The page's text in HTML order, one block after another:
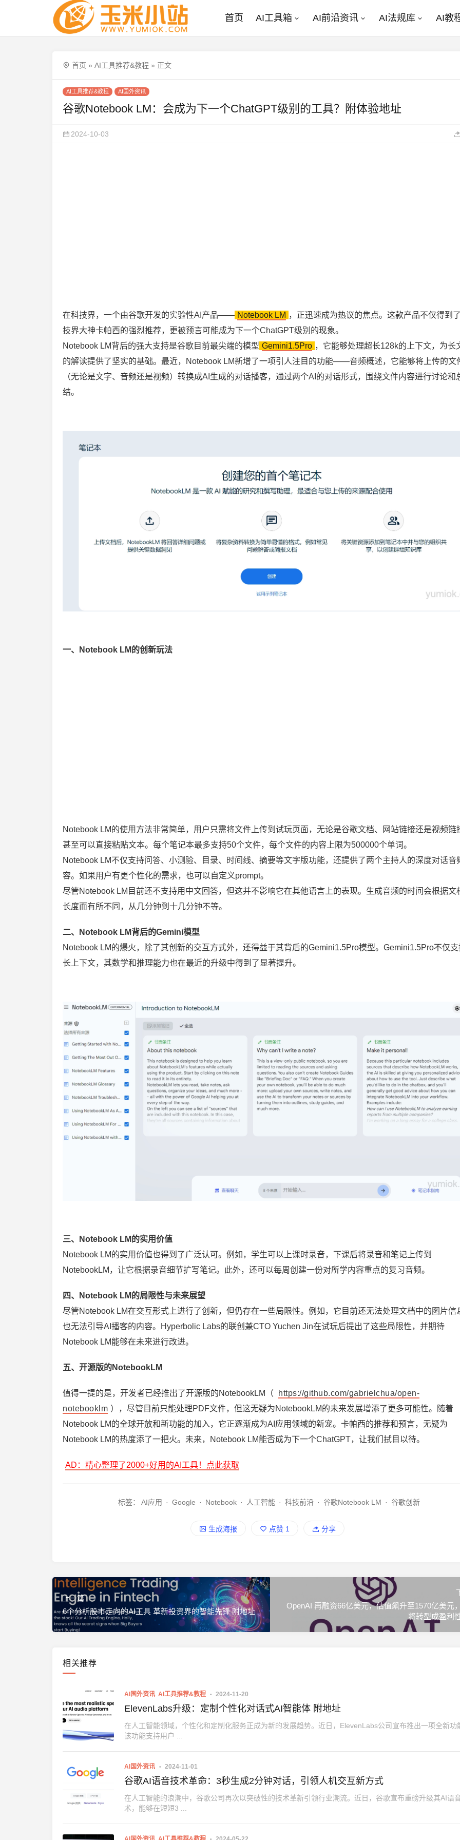
首页 AI工具箱 AI前沿资讯 AI法规库 AI教
首页 » AI工具推荐&教程 » 正文
AI工具推荐&教程 AI国外资讯
谷歌Notebook LM：会成为下一个ChatGPT级别的工具？附体验地址
2024-10-03
在科技界，一个由谷歌开发的实验性AI产品—— Notebook LM ，正迅速成为热议的焦点。这款产品不仅得到
技界大神卡帕西的强烈推荐，更被预言可能成为下一个ChatGPT级别的现象。
Notebook LM背后的强大支持是谷歌目前最尖端的模型 Gemini1.5Pro ，它能够处理超长128k的上下文，为长
的解读提供了坚实的基础。最近，Notebook LM新增了一项引人注目的功能——音频概述，它能够将上传的文
（无论是文字、音频还是视频）转换成AI生成的对话播客，通过两个AI的对话形式，围绕文件内容进行讨论和
结。
一、Notebook LM的创新玩法
Notebook LM的使用方法非常简单，用户只需将文件上传到试玩页面，无论是谷歌文档、网站链接还是视频链
甚至可以直接粘贴文本。每个笔记本最多支持50个文件，每个文件的内容上限为500000个单词。
Notebook LM不仅支持问答、小测验、目录、时间线、摘要等文字版功能，还提供了两个主持人的深度对话音
容。如果用户有更个性化的需求，也可以自定义prompt。
尽管Notebook LM目前还不支持用中文回答，但这并不影响它在其他语言上的表现。生成音频的时间会根据文
长度而有所不同，从几分钟到十几分钟不等。
二、Notebook LM背后的Gemini模型
Notebook LM的爆火，除了其创新的交互方式外，还得益于其背后的Gemini1.5Pro模型。Gemini1.5Pro不仅
长上下文，其数学和推理能力也在最近的升级中得到了显著提升。
三、Notebook LM的实用价值
Notebook LM的实用价值也得到了广泛认可。例如，学生可以上课时录音，下课后将录音和笔记上传到
NotebookLM，让它根据录音细节扩写笔记。此外，还可以每周创建一份对所学内容重点的复习音频。
四、Notebook LM的局限性与未来展望
尽管Notebook LM在交互形式上进行了创新，但仍存在一些局限性。例如，它目前还无法处理文档中的图片信
也无法引导AI播客的内容。Hyperbolic Labs的联创兼CTO Yuchen Jin在试玩后提出了这些局限性，并期待
Notebook LM能够在未来进行改进。
五、开源版的NotebookLM
值得一提的是，开发者已经推出了开源版的NotebookLM（
https://github.com/gabrielchua/open-
notebooklm ），尽管目前只能处理PDF文件，但这无疑为NotebookLM的未来发展增添了更多可能性。随着
Notebook LM的全球开放和新功能的加入，它正逐渐成为AI应用领域的新宠。卡帕西的推荐和预言，无疑为
Notebook LM的热度添了一把火。未来，Notebook LM能否成为下一个ChatGPT，让我们拭目以待。
AD：精心整理了2000+好用的AI工具！点此获取
标签： AI应用 · Google · Notebook · 人工智能 · 科技前沿 · 谷歌Notebook LM · 谷歌创新
生成海报 点赞 1 分享
上一篇
6个分析股市走向的AI工具 革新投资界的智能先锋 附地址
OpenAI 再融资66亿美元，估值飙升至1570亿美元
将转型成盈利
相关推荐
AI国外资讯 AI工具推荐&教程 2024-11-20
ElevenLabs升级：定制个性化对话式AI智能体 附地址
在人工智能领域，个性化和定制化服务正成为新的发展趋势。近日，ElevenLabs公司宣布推出一项全新功
该功能支持用户 ...
AI国外资讯 2024-11-01
谷歌AI语音技术革命：3秒生成2分钟对话，引领人机交互新方式
在人工智能的浪潮中，谷歌公司再次以突破性的技术革新引领行业潮流。近日，谷歌宣布重磅升级其AI语
术，能够在短短3 ...